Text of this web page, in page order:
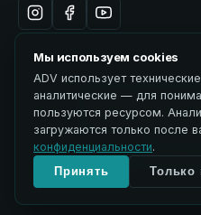
Политика
Использование
ЭДВИСЕНС /
© 2026 ООО
Мы используем cookies
ADV использует
аналитические — для
пользуются ресурсом.
загружаются только после
конфиденциальности.
Принять Только